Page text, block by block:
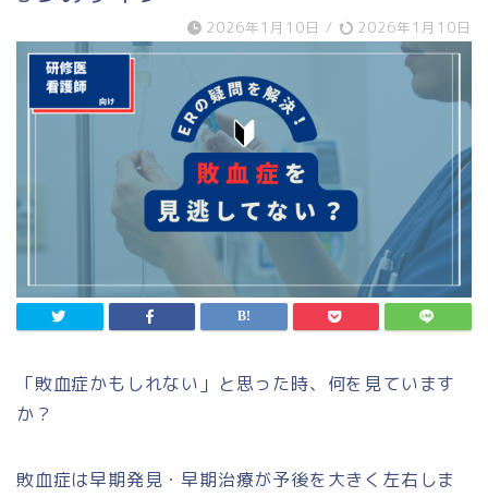
2026年1月10日 / 2026年1月10日
「敗血症かもしれない」と思った時、何を見ています
か？
敗血症は早期発見・早期治療が予後を大きく左右しま